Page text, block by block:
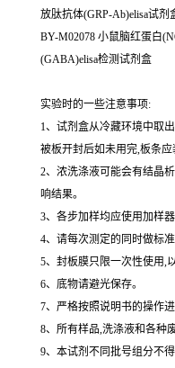
放肽抗体(GRP-Ab)elisa试剂
BY-M02078 小鼠脑红蛋白
(GABA)elisa检测试剂盒
实验时的一些注意事项:
1、试剂盒从冷藏环境中取
被板开封后如未用完,板条应
2、浓洗涤液可能会有结晶
响结果。
3、各步加样均应使用加样
4、请每次测定的同时做标准
5、封板膜只限一次性使用,
6、底物请避光保存。
7、严格按照说明书的操作
8、所有样品,洗涤液和各种
9、本试剂不同批号组分不得